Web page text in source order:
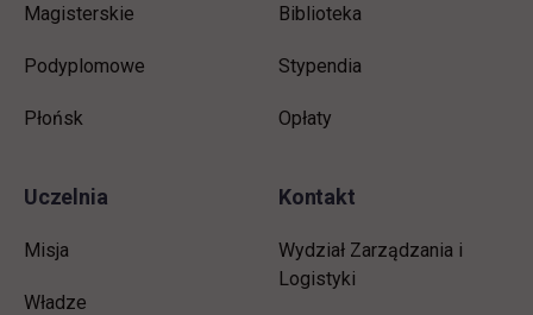
Magisterskie
Podyplomowe
Płońsk
Biblioteka
Stypendia
Opłaty
Uczelnia
Misja
Władze
Kontakt
Wydział Zarządzania i
Logistyki